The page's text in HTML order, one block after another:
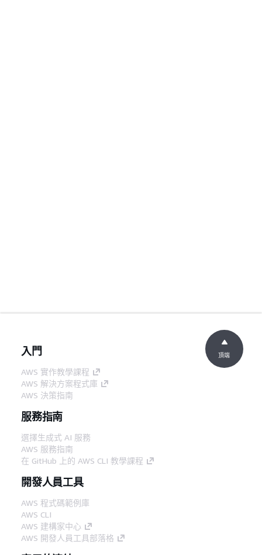
入門
AWS 實作教學課程
AWS 解決方案程式庫
AWS 決策指南
服務指南
選擇生成式 AI 服務
AWS 服務指南
在 GitHub 上的 AWS CLI 教學課程
開發人員工具
AWS 程式碼範例庫
AWS CLI
AWS 建構家中心
AWS 開發人員工具部落格
頂端